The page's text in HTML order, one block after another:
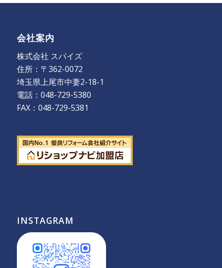
会社案内
株式会社 スパイズ
住所：〒362-0072
埼玉県上尾市中妻2-18-1
電話：048-729-5380
FAX：048-729-5381
INSTAGRAM